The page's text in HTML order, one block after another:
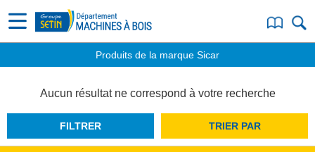
Produits de la marque Sicar
Aucun résultat ne correspond à votre recherche
FILTRER TRIER PAR